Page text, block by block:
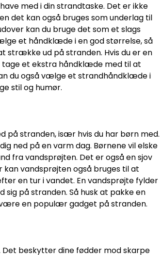
med i din strandtaske. Det er ikke
det kan også bruges som underlag til
kan du bruge det som et slags
et håndklæde i en god størrelse, så
strække ud på stranden. Hvis du er en
tage et ekstra håndklæde med til at
du også vælge et strandhåndklæde i
stil og humør.
på stranden, især hvis du har børn med.
ned på en varm dag. Børnene vil elske
fra vandsprøjten. Det er også en sjov
vandsprøjten også bruges til at
en tur i vandet. En vandsprøjte fylder
på stranden. Så husk at pakke en
en populær gadget på stranden.
beskytter dine fødder mod skarpe